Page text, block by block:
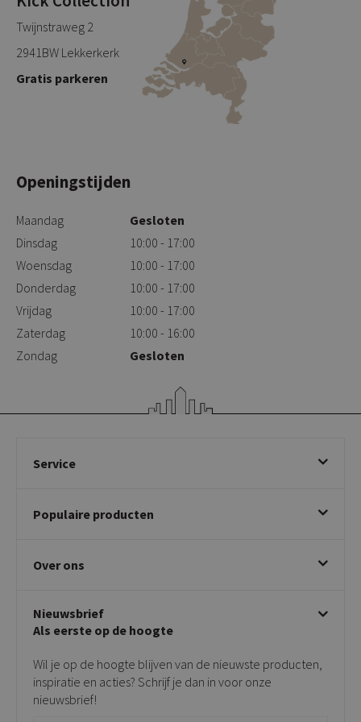
Twijnstraweg 2
2941BW Lekkerkerk
Gratis parkeren
Openingstijden
Maandag
Gesloten
Dinsdag
10:00 - 17:00
Woensdag
10:00 - 17:00
Donderdag
10:00 - 17:00
Vrijdag
10:00 - 17:00
Zaterdag
10:00 - 16:00
Zondag
Gesloten
Service
Betalen & annuleren
Klachtafhandeling
Privacy policy
Populaire producten
Draaibare eetkamerstoelen
Taupe stoelen
Tuinstoelen
Bijzettafels
Over ons
Showroom
Contact
Onderhoudsproducten
Vloerbescherming
Giftcards
Nieuwsbrief
Als eerste op de hoogte
Wil je op de hoogte blijven van de nieuwste producten,
inspiratie en acties? Schrijf je dan in voor onze
nieuwsbrief!